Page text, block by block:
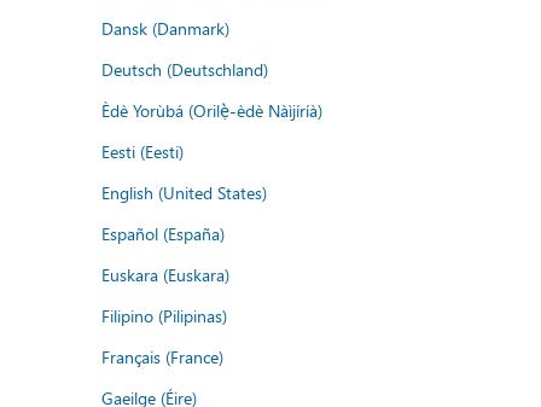
Dansk (Danmark)
Deutsch (Deutschland)
Èdè Yorùbá (Orilẹ̀-èdè Nàìjíríà)
Eesti (Eesti)
English (United States)
Español (España)
Euskara (Euskara)
Filipino (Pilipinas)
Français (France)
Gaeilge (Éire)